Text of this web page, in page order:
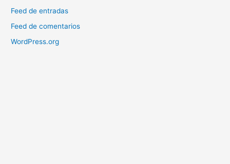
Feed de entradas
Feed de comentarios
WordPress.org